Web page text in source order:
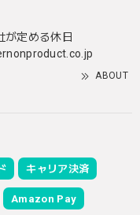
が定める休日
ABOUT
キャリア決済
Amazon Pay